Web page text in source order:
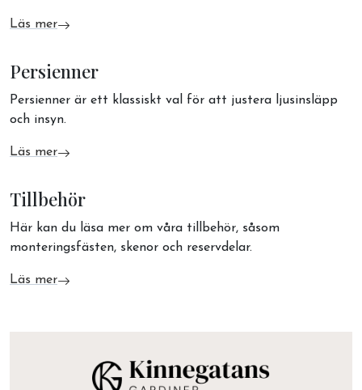
Läs mer
om Draperier
Persienner
Persienner är ett klassiskt val för att justera ljusinsläpp
och insyn.
Läs mer
om Persienner
Tillbehör
Här kan du läsa mer om våra tillbehör, såsom
monteringsfästen, skenor och reservdelar.
Läs mer
om Tillbehör